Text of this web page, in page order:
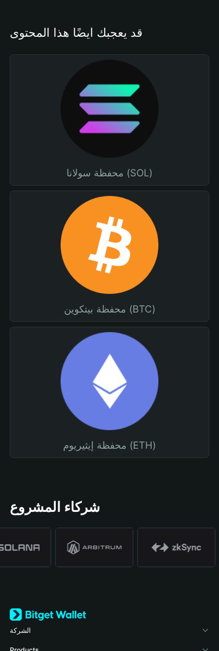
قد يعجبك أيضًا هذا المحتوى
محفظة سولانا (SOL)
محفظة بيتكوين (BTC)
محفظة إيثيريوم (ETH)
شركاء المشروع
الشركة